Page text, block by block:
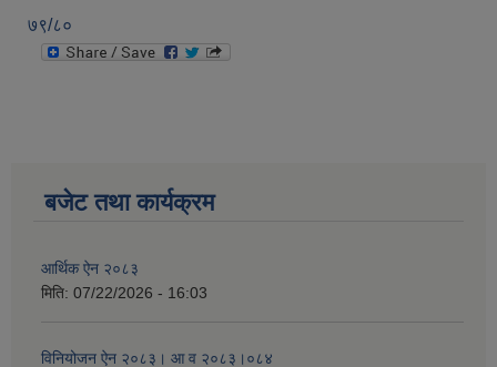
७९/८०
बजेट तथा कार्यक्रम
आर्थिक ऐन २०८३
मिति: 07/22/2026 - 16:03
विनियोजन ऐन २०८३। आ व २०८३।०८४